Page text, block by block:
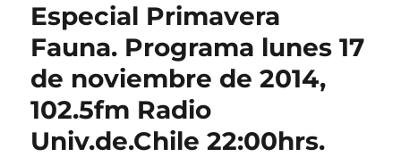
Especial Primavera
Fauna. Programa lunes 17
de noviembre de 2014,
102.5fm Radio
Univ.de.Chile 22:00hrs.